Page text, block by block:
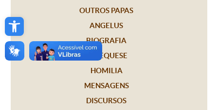
Open toolbar
OUTROS PAPAS
ANGELUS
BIOGRAFIA
CATEQUESE
HOMILIA
MENSAGENS
DISCURSOS